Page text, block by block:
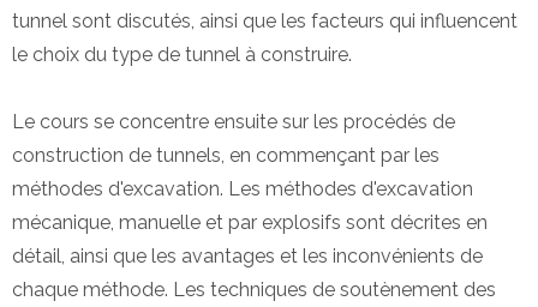
tunnel sont discutés, ainsi que les facteurs qui influencent
le choix du type de tunnel à construire.
Le cours se concentre ensuite sur les procédés de
construction de tunnels, en commençant par les
méthodes d'excavation. Les méthodes d'excavation
mécanique, manuelle et par explosifs sont décrites en
détail, ainsi que les avantages et les inconvénients de
chaque méthode. Les techniques de soutènement des